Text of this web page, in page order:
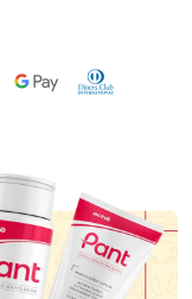
Google PayDiners Club